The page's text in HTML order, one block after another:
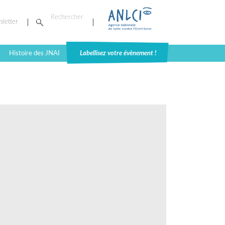
Histoire des JNAI Labellisez votre évènement !